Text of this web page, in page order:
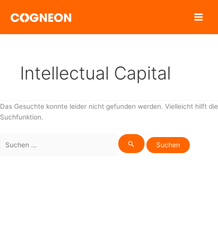
Inhalt
Intellectual Capital
Das Gesuchte konnte leider nicht gefunden werden. Vielleicht hilft die
Suchfunktion.
nach: